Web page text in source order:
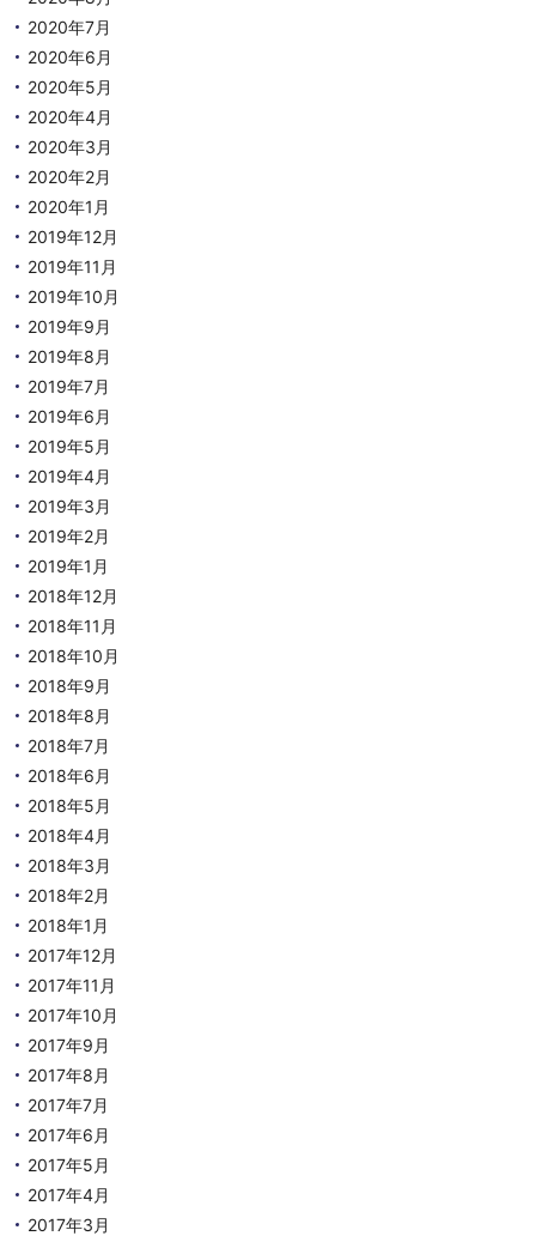
2020年7月
2020年6月
2020年5月
2020年4月
2020年3月
2020年2月
2020年1月
2019年12月
2019年11月
2019年10月
2019年9月
2019年8月
2019年7月
2019年6月
2019年5月
2019年4月
2019年3月
2019年2月
2019年1月
2018年12月
2018年11月
2018年10月
2018年9月
2018年8月
2018年7月
2018年6月
2018年5月
2018年4月
2018年3月
2018年2月
2018年1月
2017年12月
2017年11月
2017年10月
2017年9月
2017年8月
2017年7月
2017年6月
2017年5月
2017年4月
2017年3月